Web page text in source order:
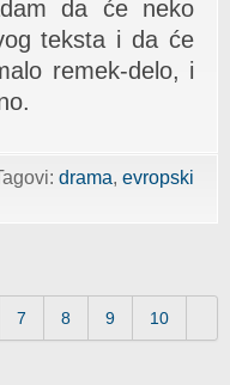
da će neko
teksta i da će
remek-delo, i
drama evropski
7 8 9 10